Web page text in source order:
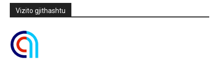
Vizito gjithashtu